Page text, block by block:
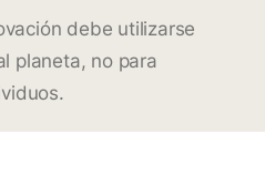
debe utilizarse
planeta, no para